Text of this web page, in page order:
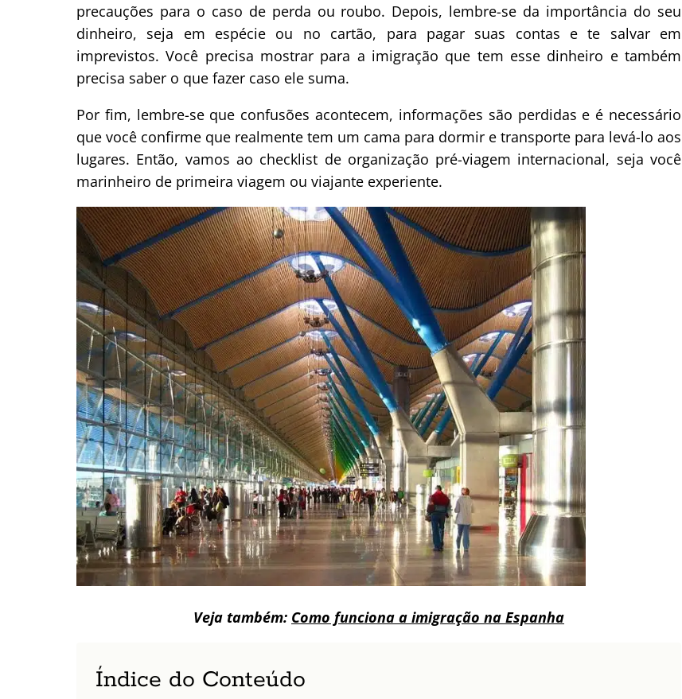
precauções para o caso de perda ou roubo. Depois, lembre-se da importância do seu
dinheiro, seja em espécie ou no cartão, para pagar suas contas e te salvar em
imprevistos. Você precisa mostrar para a imigração que tem esse dinheiro e também
precisa saber o que fazer caso ele suma.
Por fim, lembre-se que confusões acontecem, informações são perdidas e é necessário
que você confirme que realmente tem um cama para dormir e transporte para levá-lo aos
lugares. Então, vamos ao checklist de organização pré-viagem internacional, seja você
marinheiro de primeira viagem ou viajante experiente.
Veja também: Como funciona a imigração na Espanha
Índice do Conteúdo